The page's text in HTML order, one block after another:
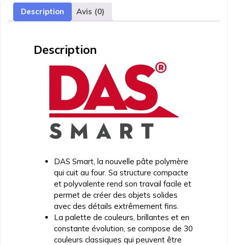
57
Description Avis (0)
Description
DAS Smart, la nouvelle pâte polymère
qui cuit au four. Sa structure compacte
et polyvalente rend son travail facile et
permet de créer des objets solides
avec des détails extrêmement fins.
La palette de couleurs, brillantes et en
constante évolution, se compose de 30
couleurs classiques qui peuvent être